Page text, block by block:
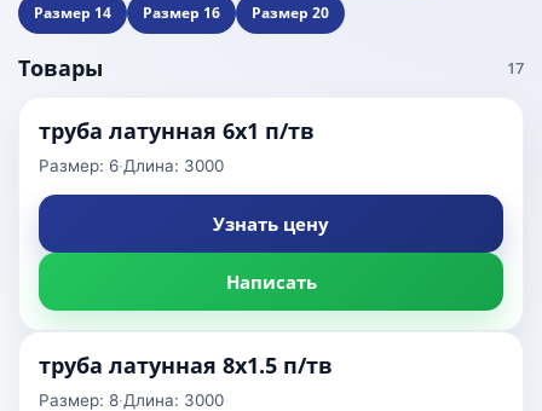
Размер 14
Размер 16 Размер 20
Товары 17
труба латунная 6x1 п/тв
Размер: 6·Длина: 3000
Узнать цену
Написать
труба латунная 8x1.5 п/тв
Размер: 8·Длина: 3000